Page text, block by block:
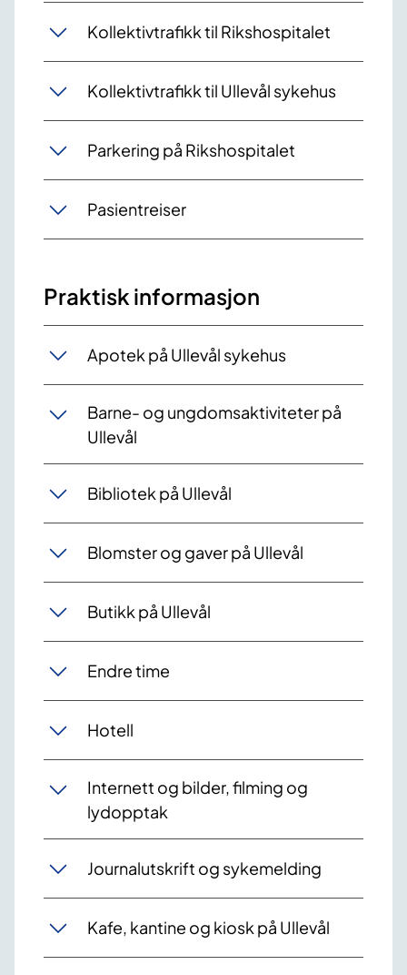
Kollektivtrafikk til Rikshospitalet
Kollektivtrafikk til Ullevål sykehus
Parkering på Rikshospitalet
Pasientreiser
Praktisk informasjon
Apotek på Ullevål sykehus
Barne- og ungdomsaktiviteter på
Ullevål
Bibliotek på Ullevål
Blomster og gaver på Ullevål
Butikk på Ullevål
Endre time
Hotell
Internett og bilder, filming og
lydopptak
Journalutskrift og sykemelding
Kafe, kantine og kiosk på Ullevål